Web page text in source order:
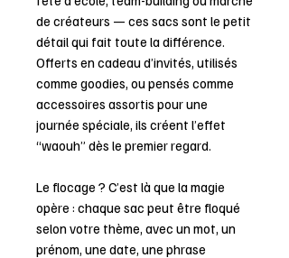
de créateurs — ces sacs sont le petit
détail qui fait toute la différence.
Offerts en cadeau d’invités, utilisés
comme goodies, ou pensés comme
accessoires assortis pour une
journée spéciale, ils créent l’effet
“waouh” dès le premier regard.
Le flocage ? C’est là que la magie
opère : chaque sac peut être floqué
selon votre thème, avec un mot, un
prénom, une date, une phrase